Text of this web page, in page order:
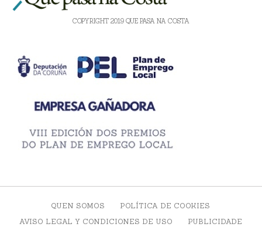
COPYRIGHT 2019 QUE PASA NA COSTA
QUEN SOMOS
POLÍTICA DE COOKIES
AVISO LEGAL Y CONDICIONES DE USO
PUBLICIDADE